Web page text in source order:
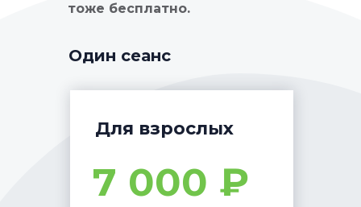
Один сеанс
тоже бесплатно.
Для взрослых
7 000 ₽